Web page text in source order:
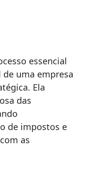
essencial
uma empresa
Ela
das
de impostos e
as